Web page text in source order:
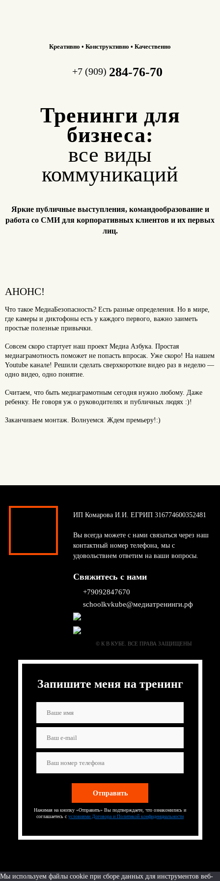
Креативно • Конструктивно • Качественно
+7 (909) 284-76-70
Тренинги для
бизнеса:
все виды
коммуникаций
Яркие публичные выступления, командообразование и
работа со СМИ для корпоративных клиентов и их первых
лиц.
АНОНС!
Что такое МедиаБезопасность? Есть разные определения. Но в мире,
где камеры и диктофоны есть у каждого первого, важно заиметь
простые полезные привычки.
Совсем скоро стартует наш проект Медиа Азбука. Простая
медиаграмотность поможет не попасть впросак. Уже скоро! На нашем
Youtube канале! Решили сделать сверхкороткие видео раз в неделю —
одно видео, одно понятие.
Считаем, что быть медиаграмотным сегодня нужно любому. Даже
ребенку. Не говоря уж о руководителях и публичных людях :)!
Заканчиваем монтаж. Волнуемся. Ждем премьеру!:)
ИП Комарова И.И. ЕГРИП 316774600352481
Вы всегда можете с нами связаться через наш
контактный номер телефона, мы с
удовольствием ответим на ваши вопросы.
Свяжитесь с нами
+79092847670
schoolkvkube@медиатренинги.рф
© К В КУБЕ. ВСЕ ПРАВА ЗАЩИЩЕНЫ
Запишите меня на тренинг
Нажимая на кнопку «Отправить» Вы подтверждаете, что ознакомились и
соглашаетесь с условиями Договора и Политикой конфиденциальности
Мы используем файлы cookie при сборе данных для инструментов веб-